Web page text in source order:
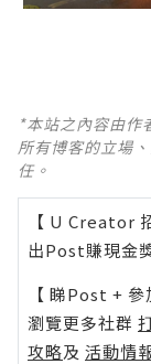
*本站之內容由作
所有博客的立場
任。
【 U Creator
出Post賺現金
【 睇Post + 參
瀏覽更多社群
攻略及 活動情